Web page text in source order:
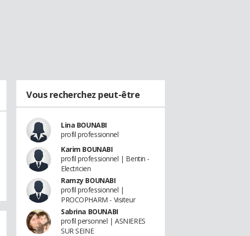
Vous recherchez peut-être
Lina BOUNABI
profil professionnel
Karim BOUNABI
profil professionnel | Bentin -
Electricien
Ramzy BOUNABI
profil professionnel |
PROCOPHARM - Visiteur
Sabrina BOUNABI
profil personnel | ASNIERES
SUR SEINE